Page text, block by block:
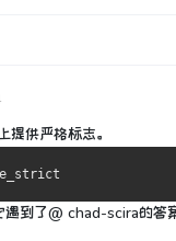
供严格标志。
到了@ chad-scira的答